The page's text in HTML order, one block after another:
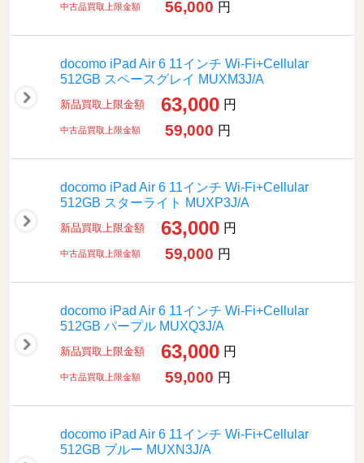
中古品買取上限金額 56,000 円
docomo iPad Air 6 11インチ Wi-Fi+Cellular
512GB スペースグレイ MUXM3J/A
新品買取上限金額 63,000 円
中古品買取上限金額 59,000 円
docomo iPad Air 6 11インチ Wi-Fi+Cellular
512GB スターライト MUXP3J/A
新品買取上限金額 63,000 円
中古品買取上限金額 59,000 円
docomo iPad Air 6 11インチ Wi-Fi+Cellular
512GB パープル MUXQ3J/A
新品買取上限金額 63,000 円
中古品買取上限金額 59,000 円
docomo iPad Air 6 11インチ Wi-Fi+Cellular
512GB ブルー MUXN3J/A